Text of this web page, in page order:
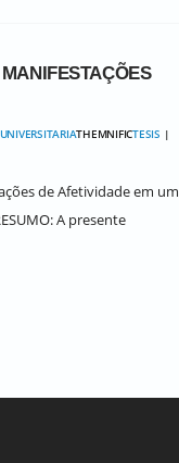
THEMNIFICTESIS |
de Afetividade em um
A presente